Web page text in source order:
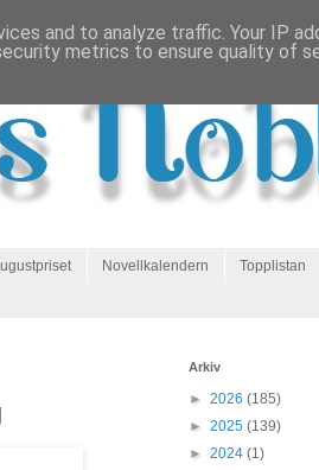
Novellkalendern Topplistan
Arkiv
► 2026 (185)
► 2025 (139)
► 2024 (1)
and to analyze traffic. Your IP
metrics to ensure quality of